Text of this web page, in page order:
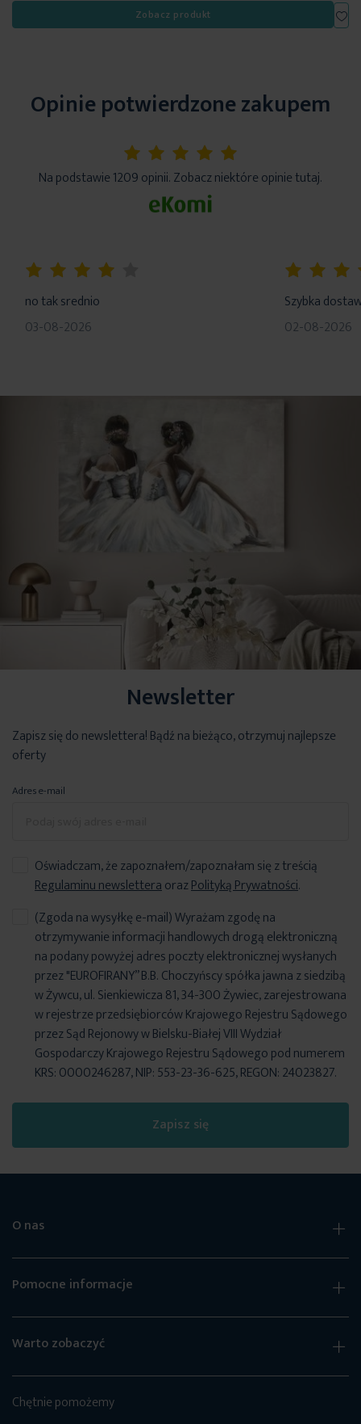
Zobacz produkt
Opinie potwierdzone zakupem
5%
Na podstawie 1209 opinii. Zobacz niektóre opinie tutaj.
no tak srednio
03-08-2026
Szybka
02-08-2026
Newsletter
Zapisz się do newslettera! Bądź na bieżąco, otrzymuj najlepsze
oferty
Adres e-mail
Oświadczam, że zapoznałem/zapoznałam się z treścią
Regulaminu newsletteraorazPolityką Prywatności.
Zapisz się
(Zgoda na wysyłkę e-mail) Wyrażam zgodę na
otrzymywanie informacji handlowych drogą elektroniczną
na podany powyżej adres poczty elektronicznej wysłanych
przez "EUROFIRANY” B.B. Choczyńscy spółka jawna z siedzibą
w Żywcu, ul. Sienkiewicza 81, 34-300 Żywiec, zarejestrowana
w rejestrze przedsiębiorców Krajowego Rejestru Sądowego
przez Sąd Rejonowy w Bielsku-Białej VIII Wydział
Gospodarczy Krajowego Rejestru Sądowego pod numerem
KRS: 0000246287, NIP: 553-23-36-625, REGON: 24023827.
O nas
Pomocne informacje
Warto zobaczyć
Chętnie pomożemy